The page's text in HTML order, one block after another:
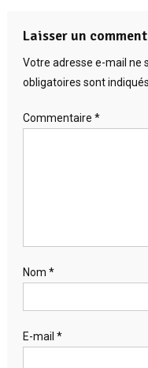
Laisser un
Votre adresse e-mail ne
obligatoires sont
Commentaire *
Nom *
E-mail *